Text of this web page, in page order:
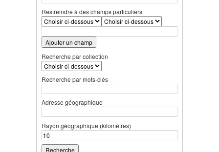
Restreindre à des champs particuliers
Ajouter un champ
Recherche par collection
Recherche par mots-clés
Adresse géographique
Rayon géographique (kilomètres)